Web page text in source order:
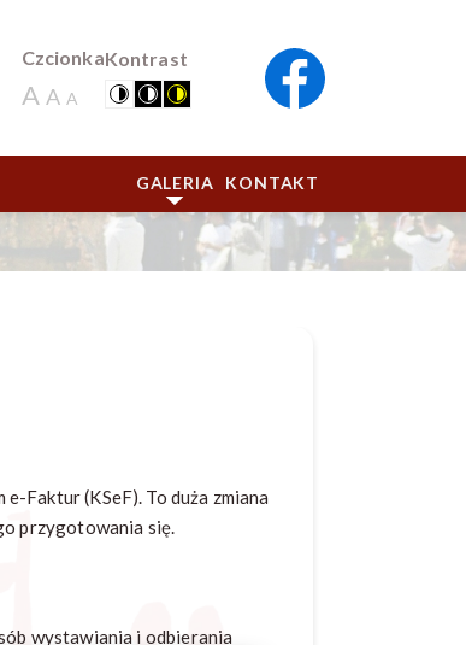
Czcionka
A A A
Kontrast
GALERIA KONTAKT
Faktur (KSeF). To duża zmiana
przygotowania się.
wystawiania i odbierania